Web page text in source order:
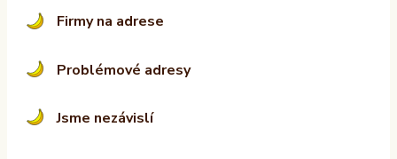
Firmy na adrese
Problémové adresy
Jsme nezávislí